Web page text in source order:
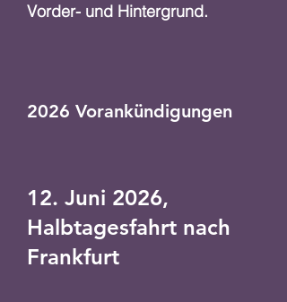
Vorder- und Hintergrund.
2026 Vorankündigungen
12. Juni 2026,
Halbtagesfahrt nach
Frankfurt